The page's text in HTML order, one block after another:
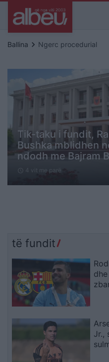
Ballina keyboard_arrow_right Ngerc procedurial
Tik-taku i fundit,
Bushka mblidhen
ndodh me Bajram
schedule 4 vit me parë
të fundit
Jr.,